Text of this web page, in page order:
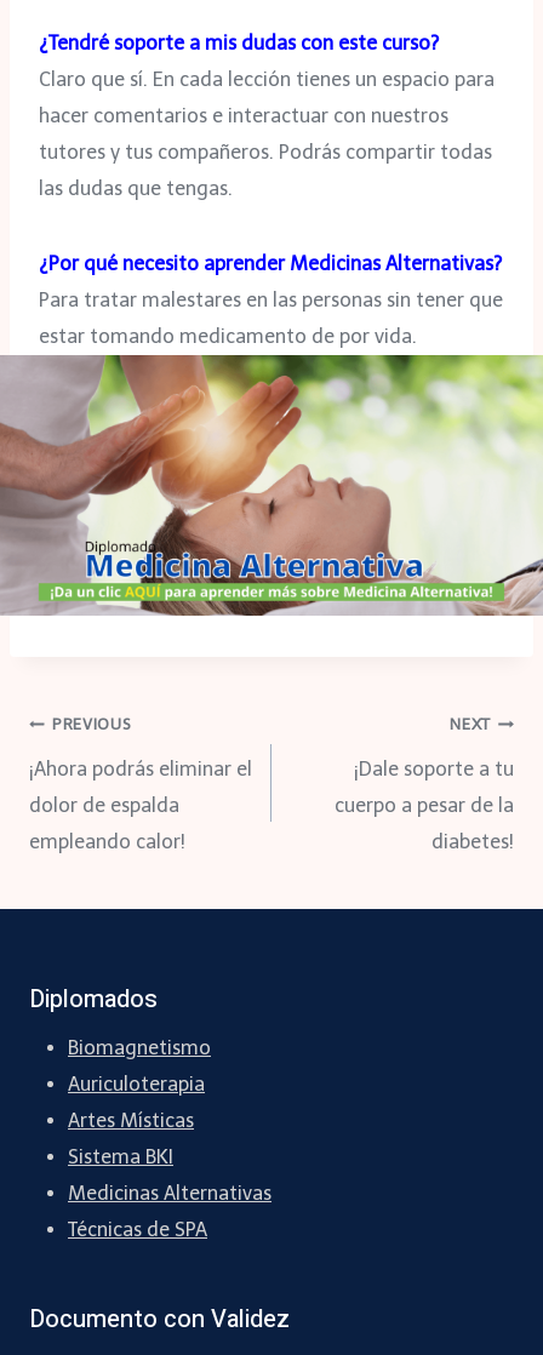
¿Tendré soporte a mis dudas con este curso?
Claro que sí. En cada lección tienes un espacio para
hacer comentarios e interactuar con nuestros
tutores y tus compañeros. Podrás compartir todas
las dudas que tengas.
¿Por qué necesito aprender Medicinas Alternativas?
Para tratar malestares en las personas sin tener que
estar tomando medicamento de por vida.
Navegación
de
PREVIOUS
¡Ahora podrás eliminar el
dolor de espalda
empleando calor!
NEXT
¡Dale soporte a tu
cuerpo a pesar de la
diabetes!
Diplomados
Biomagnetismo
Auriculoterapia
Artes Místicas
Sistema BKI
Medicinas Alternativas
Técnicas de SPA
Documento con Validez